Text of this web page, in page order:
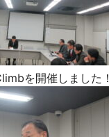
を開催しました！